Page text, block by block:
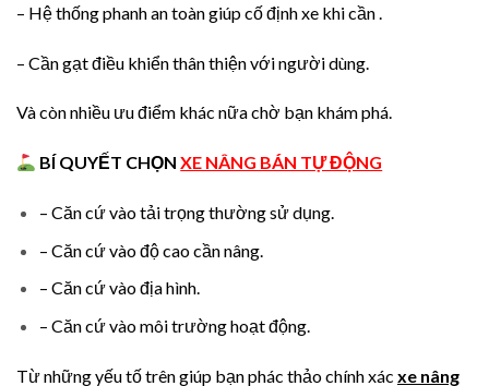
– Hệ thống phanh an toàn giúp cố định xe khi cần .
– Cần gạt điều khiển thân thiện với người dùng.
Và còn nhiều ưu điểm khác nữa chờ bạn khám phá.
BÍ QUYẾT CHỌNXE NÂNG BÁN TỰ ĐỘNG
– Căn cứ vào tải trọng thường sử dụng.
– Căn cứ vào độ cao cần nâng.
– Căn cứ vào địa hình.
– Căn cứ vào môi trường hoạt động.
Từ những yếu tố trên giúp bạn phác thảo chính xác xe nâng